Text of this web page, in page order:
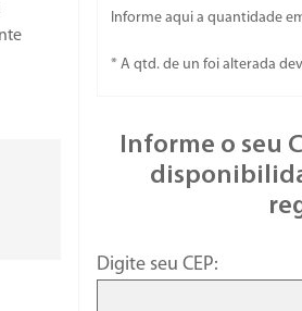
Informe aqui a quantidade
* A qtd. de un foi alterada
Informe o seu
Digite seu CEP: